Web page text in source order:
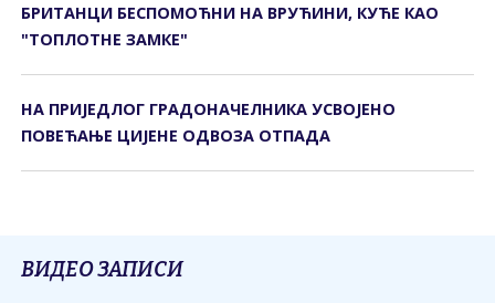
БРИТАНЦИ БЕСПОМОЋНИ НА ВРУЋИНИ, КУЋЕ КАО
"ТОПЛОТНЕ ЗАМКЕ"
НА ПРИЈЕДЛОГ ГРАДОНАЧЕЛНИКА УСВОЈЕНО
ПОВЕЋАЊЕ ЦИЈЕНЕ ОДВОЗА ОТПАДА
ВИДЕО ЗАПИСИ